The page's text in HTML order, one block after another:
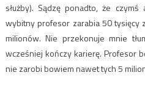
służby). Sądzę ponadto, że
wybitny profesor zarabia 50 tysięcy
milionów. Nie przekonuje mnie
wcześniej kończy karierę. Profesor
nie zarobi bowiem nawet tych 5